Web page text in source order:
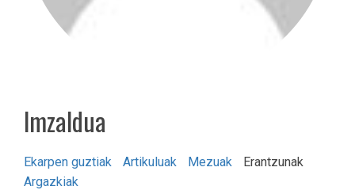
lmzaldua
Ekarpen guztiak Artikuluak Mezuak
Erantzunak
Argazkiak